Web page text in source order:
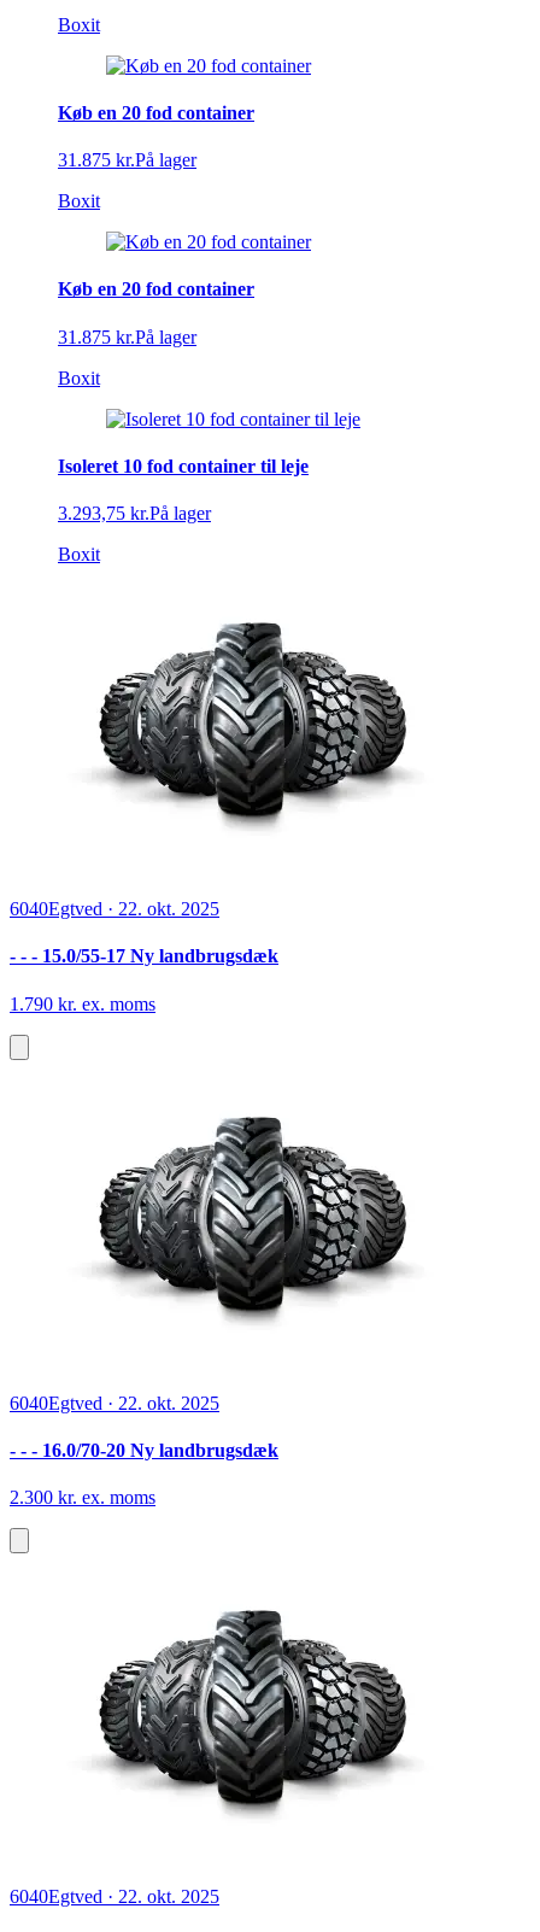
Boxit
Køb en 20 fod container
31.875 kr.På lager
Boxit
Køb en 20 fod container
31.875 kr.På lager
Boxit
Isoleret 10 fod container til leje
3.293,75 kr.På lager
Boxit
6040Egtved · 22. okt. 2025
- - - 15.0/55-17 Ny landbrugsdæk
1.790 kr. ex. moms
6040Egtved · 22. okt. 2025
- - - 16.0/70-20 Ny landbrugsdæk
2.300 kr. ex. moms
6040Egtved · 22. okt. 2025